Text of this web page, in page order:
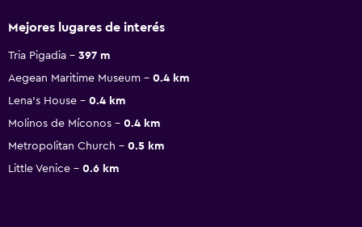
Mejores lugares de interés
Tria Pigadia
397 m
Aegean Maritime Museum
0.4 km
Lena's House
0.4 km
Molinos de Míconos
0.4 km
Metropolitan Church
0.5 km
Little Venice
0.6 km